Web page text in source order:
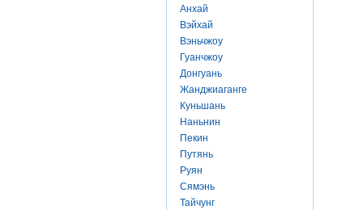
Анхай
Вэйхай
Вэньчжоу
Гуанчжоу
Донгуань
Жанджиаганге
Куньшань
Наньнин
Пекин
Путянь
Руян
Сямэнь
Тайчунг